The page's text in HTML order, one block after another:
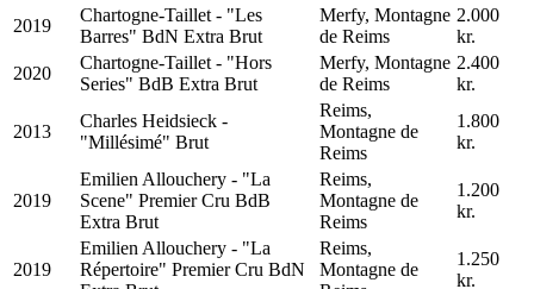
2019
Chartogne-Taillet - "Les
Barres" BdN Extra Brut
Merfy, Montagne
de Reims
2.000
kr.
2020
Chartogne-Taillet - "Hors
Series" BdB Extra Brut
Merfy, Montagne
de Reims
2.400
kr.
2013
Charles Heidsieck -
"Millésimé" Brut
Reims,
Montagne de
Reims
1.800
kr.
2019
Emilien Allouchery - "La
Scene" Premier Cru BdB
Extra Brut
Reims,
Montagne de
Reims
1.200
kr.
2019
Emilien Allouchery - "La
Répertoire" Premier Cru BdN
Reims,
Montagne de
1.250
kr.